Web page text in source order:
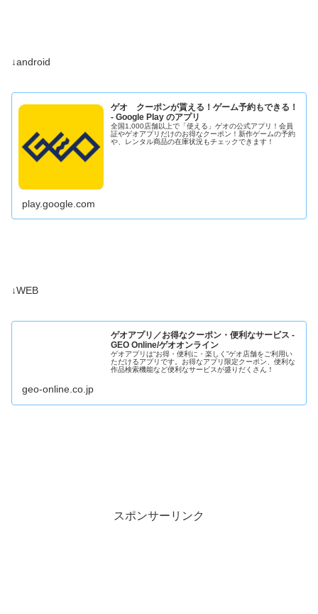
↓android
ゲオ クーポンが貰える！ゲーム予約もできる！
- Google Play のアプリ
全国1,000店舗以上で「使える」ゲオの公式アプリ！会員
証やゲオアプリだけのお得なクーポン！新作ゲームの予約
や、レンタル商品の在庫状況もチェックできます！
play.google.com
↓WEB
ゲオアプリ／お得なクーポン・便利なサービス -
GEO Online/ゲオオンライン
ゲオアプリは“お得・便利に・楽しく”ゲオ店舗をご利用い
ただけるアプリです。お得なアプリ限定クーポン、便利な
作品検索機能など便利なサービスが盛りだくさん！
geo-online.co.jp
スポンサーリンク